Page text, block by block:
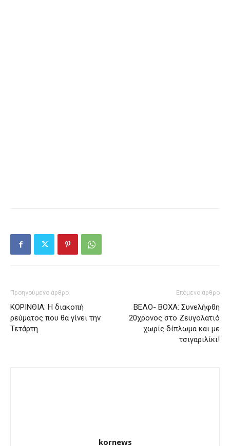
Προηγούμενο άρθρο
ΚΟΡΙΝΘΙΑ: Η διακοπή
ρεύματος που θα γίνει την
Τετάρτη
Επόμενο άρθρο
ΒΕΛΟ- ΒΟΧΑ: Συνελήφθη
20χρονος στο Ζευγολατιό
χωρίς δίπλωμα και με
τσιγαριλίκι!
kornews